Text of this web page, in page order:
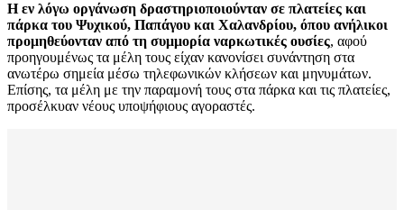
Η εν λόγω οργάνωση δραστηριοποιούνταν σε πλατείες και
πάρκα του Ψυχικού, Παπάγου και Χαλανδρίου, όπου ανήλικοι
προμηθεύονταν από τη συμμορία ναρκωτικές ουσίες, αφού
προηγουμένως τα μέλη τους είχαν κανονίσει συνάντηση στα
ανωτέρω σημεία μέσω τηλεφωνικών κλήσεων και μηνυμάτων.
Επίσης, τα μέλη με την παραμονή τους στα πάρκα και τις πλατείες,
προσέλκυαν νέους υποψήφιους αγοραστές.